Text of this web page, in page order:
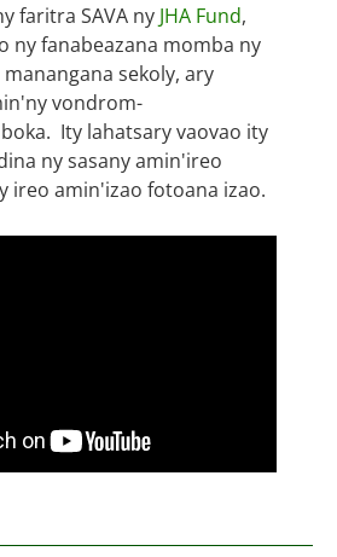
faritra SAVA ny JHA Fund,
ny fanabeazana momba ny
sekoly, ary
vondrom-
Ity lahatsary vaovao ity
ny sasany amin'ireo
ireo amin'izao fotoana izao.